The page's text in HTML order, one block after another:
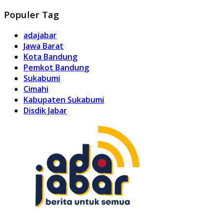
Populer Tag
adajabar
Jawa Barat
Kota Bandung
Pemkot Bandung
Sukabumi
Cimahi
Kabupaten Sukabumi
Disdik Jabar